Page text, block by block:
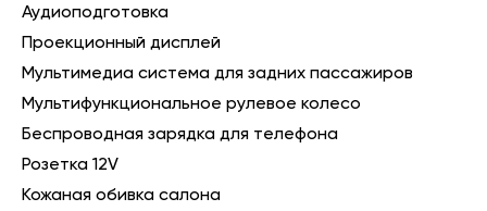
Аудиоподготовка
Проекционный дисплей
Мультимедиа система для задних пассажиров
Мультифункциональное рулевое колесо
Беспроводная зарядка для телефона
Розетка 12V
Кожаная обивка салона